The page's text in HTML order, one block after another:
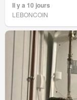
Il y a 10 jours
LEBONCOIN